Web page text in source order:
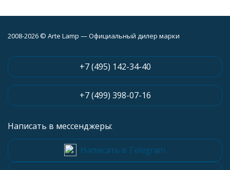
2008-2026 © Arte Lamp — Официальный дилер марки
+7 (495) 142-34-40
+7 (499) 398-07-16
Написать в мессенджеры:
Написать в Telegram